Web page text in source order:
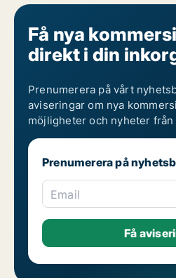
Få nya
direkt i din
Prenumerera på vårt
aviseringar om nya
möjligheter och nyheter från
Prenumerera på
Email